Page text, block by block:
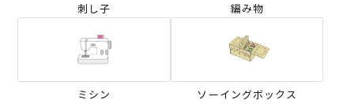
刺し子 編み物
ミシン ソーイングボックス